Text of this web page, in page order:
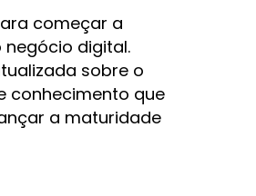
começar a
digital.
sobre o
conhecimento que
a maturidade